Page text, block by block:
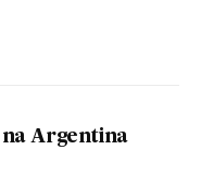
na Argentina